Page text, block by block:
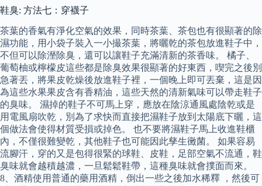
鞋臭: 方法七：穿襪子
茶葉的香氣有淨化空氣的效果，同時茶葉、茶包也有很顯著的除
濕功能，用小袋子裝入一小撮茶葉，將曬乾的茶包放進鞋子中，
不但可以除溼除臭，還可以讓鞋子充滿清新的茶香味。 橘子、
葡萄柚或檸檬皮這些都是除臭效果很顯著的好東西，喫完之後別
急著丟，將果皮乾燥後放進鞋子裡，一個晚上即可丟棄，這是因
為這些水果果皮含有香精油，這些天然的清新氣味可以帶走鞋子
的臭味。 濕掉的鞋子不可馬上穿，應放在陰涼通風處陰乾或是
用電風扇吹乾，別為了求快而直接把濕鞋子放到太陽底下曬，這
個做法會使得材質受損或掉色。 也不要將濕鞋子馬上收進鞋櫃
內，不僅很難變乾，其他鞋子也可能因此孳生黴菌。 如果容易
流腳汗，穿的又是包得很緊的球鞋、皮鞋，足部空氣不流通，鞋
臭味就會越積越濃，一旦鬆鬆鞋帶，這種臭味就會撲面而來。
8、酒精使用普通的藥用酒精，倒出一些之後加水稀釋 ，然後可